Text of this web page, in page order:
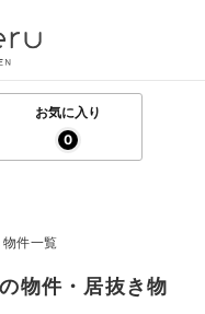
お気に入り
0
件一覧
物件・居抜き物